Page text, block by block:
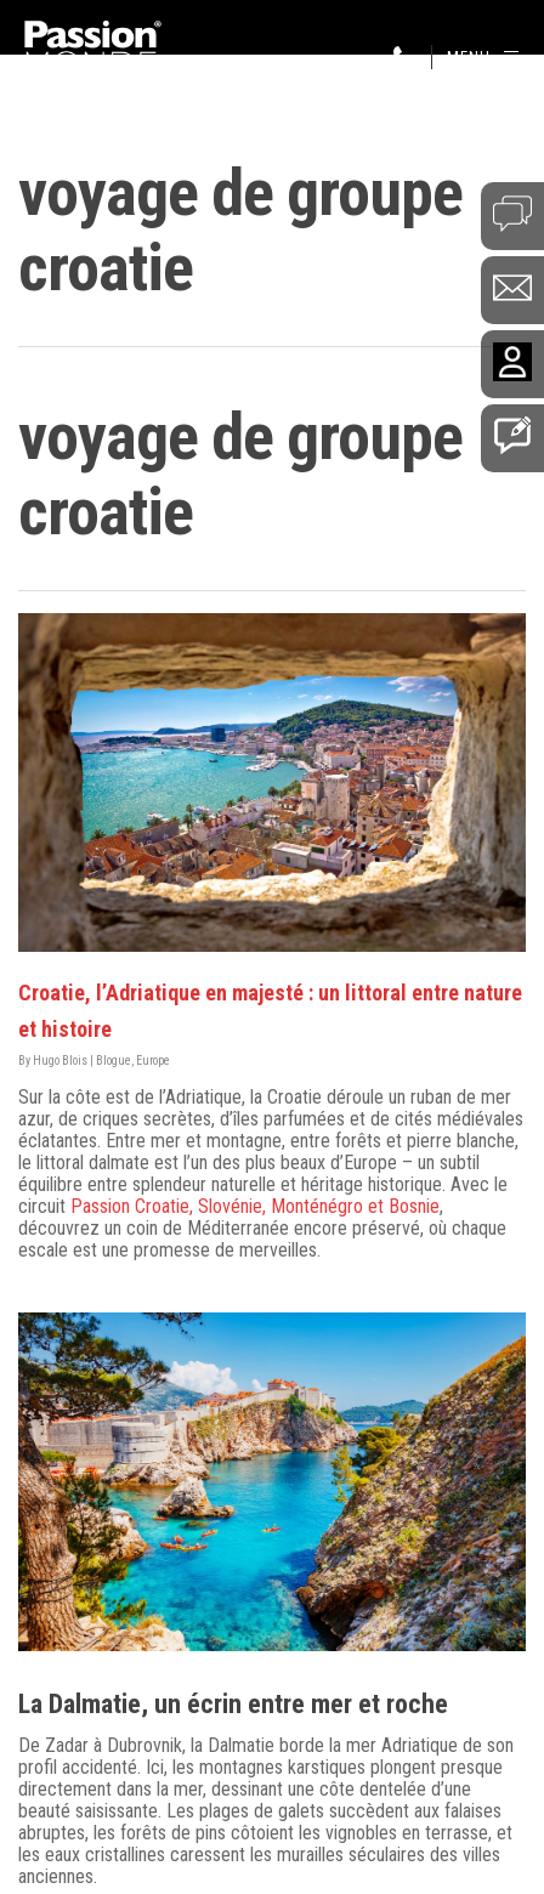
MENU
voyage de groupe
croatie
voyage de groupe
croatie
Croatie, l’Adriatique en majesté : un littoral entre nature
et histoire
By Hugo Blois Blogue Europe
Sur la côte est de l’Adriatique, la Croatie déroule un ruban de mer
azur, de criques secrètes, d’îles parfumées et de cités médiévales
éclatantes. Entre mer et montagne, entre forêts et pierre blanche,
le littoral dalmate est l’un des plus beaux d’Europe – un subtil
équilibre entre splendeur naturelle et héritage historique. Avec le
circuit Passion Croatie, Slovénie, Monténégro et Bosnie,
découvrez un coin de Méditerranée encore préservé, où chaque
escale est une promesse de merveilles.
La Dalmatie, un écrin entre mer et roche
De Zadar à Dubrovnik, la Dalmatie borde la mer Adriatique de son
profil accidenté. Ici, les montagnes karstiques plongent presque
directement dans la mer, dessinant une côte dentelée d’une
beauté saisissante. Les plages de galets succèdent aux falaises
abruptes, les forêts de pins côtoient les vignobles en terrasse, et
les eaux cristallines caressent les murailles séculaires des villes
anciennes.